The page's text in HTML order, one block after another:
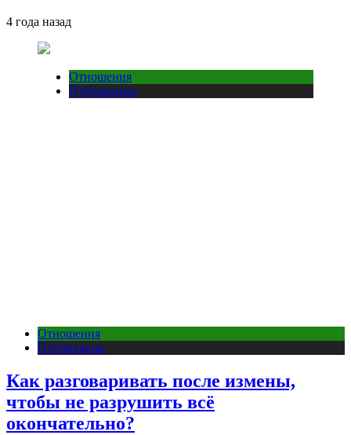
4 года назад
Отношения
Публикации
Отношения
Публикации
Как разговаривать после измены,
чтобы не разрушить всё
окончательно?